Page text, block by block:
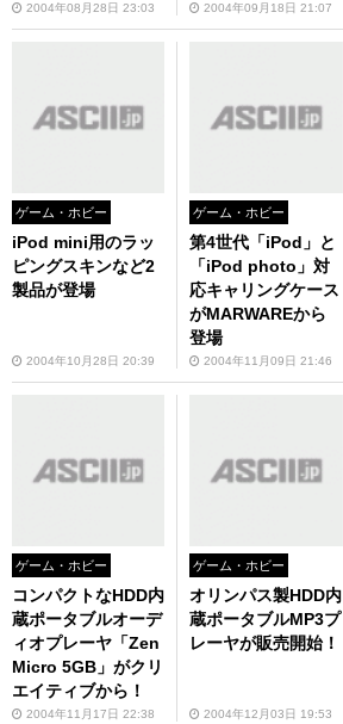
2004年08月28日 23:03 2004年09月18日 21:07
ゲーム・ホビー
iPod mini用のラッ
ピングスキンなど2
製品が登場
2004年10月28日 20:39
ゲーム・ホビー
第4世代「iPod」と
「iPod photo」対
応キャリングケース
がMARWAREから
登場
2004年11月09日 21:46
ゲーム・ホビー
コンパクトなHDD内
蔵ポータブルオーデ
ィオプレーヤ「Zen
Micro 5GB」がクリ
エイティブから！
2004年11月17日 22:38
ゲーム・ホビー
オリンパス製HDD内
蔵ポータブルMP3プ
レーヤが販売開始！
2004年12月03日 19:53